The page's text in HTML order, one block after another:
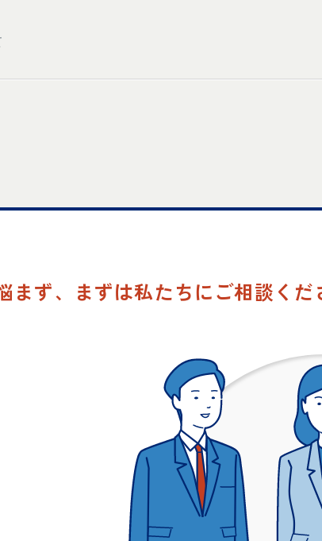
まず、 まずは私たちにご相談くだ